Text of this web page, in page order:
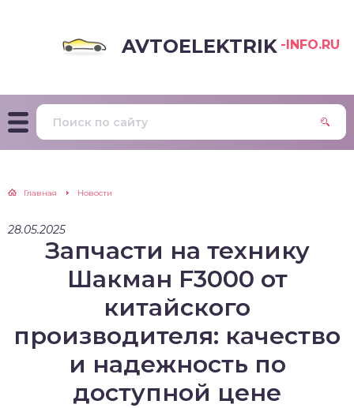
AVTOELEKTRIK -INFO.RU
Главная Новости
28.05.2025
Запчасти на технику
Шакман F3000 от
китайского
производителя: качество
и надежность по
доступной цене